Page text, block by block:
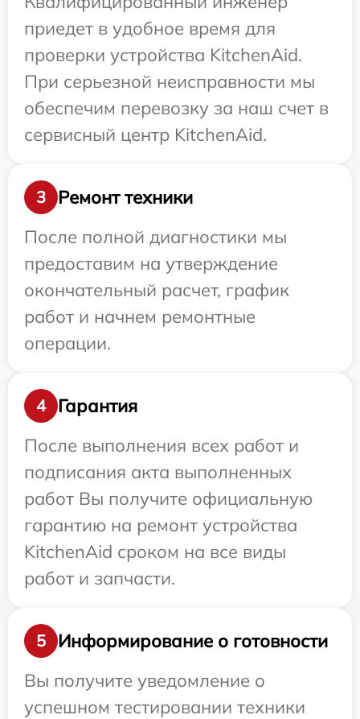
приедет в удобное время для
проверки устройства KitchenAid.
При серьезной неисправности мы
обеспечим перевозку за наш счет в
сервисный центр KitchenAid.
3
Ремонт техники
После полной диагностики мы
предоставим на утверждение
окончательный расчет, график
работ и начнем ремонтные
операции.
4
Гарантия
После выполнения всех работ и
подписания акта выполненных
работ Вы получите официальную
гарантию на ремонт устройства
KitchenAid сроком на все виды
работ и запчасти.
5
Информирование о готовности
Вы получите уведомление о
успешном тестировании техники